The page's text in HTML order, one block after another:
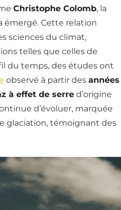
Christophe Colomb, la
émergé. Cette relation
sciences du climat,
telles que celles de
du temps, des études ont
observé à partir des années
à effet de serre d’origine
d’évoluer, marquée
glaciation, témoignant des